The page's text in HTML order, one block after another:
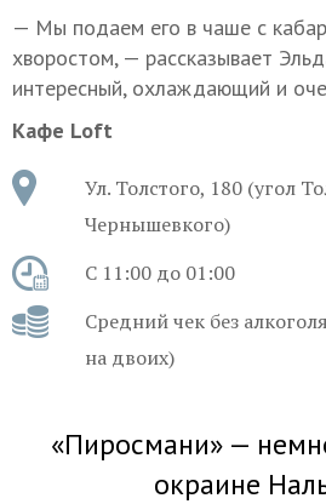
— Мы подаем его в чаше с
хворостом, — рассказывает
интересный, охлаждающий и
Кафе Loft
Ул. Толстого, 180 (угол
Чернышевкого)
С 11:00 до 01:00
Средний чек без
на двоих)
«Пиросмани» —
окраине